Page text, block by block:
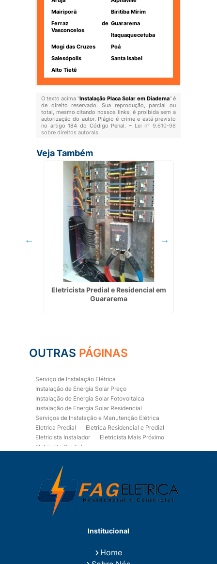
Mairiporã
Biritiba Mirim
Ferraz de
Vasconcelos
Guararema
Itaquaquecetuba
Mogi das Cruzes
Poá
Salesópolis
Santa Isabel
Alto Tietê
O texto acima "Instalação Placa Solar em Diadema" é
de direito reservado. Sua reprodução, parcial ou
total, mesmo citando nossos links, é proibida sem a
autorização do autor. Plágio é crime e está previsto
no artigo 184 do Código Penal. – Lei n° 9.610-98
sobre direitos autorais.
Veja Também
Eletricista Predial e Residencial em
Guararema
OUTRAS PÁGINAS
Serviço de Instalação Elétrica
Instalação de Energia Solar Preço
Instalação de Energia Solar Fotovoltaica
Instalação de Energia Solar Residencial
Serviços de Instalação e Manutenção Elétrica
Eletrica Predial
Eletrica Residencial e Predial
Eletricista Instalador
Eletricista Mais Próximo
Eletricista Predial
Eletricista Residencial
Eletricista Residencial E Predial
Eletricistas de Manutenção
Empresa de Instalações Elétricas
Empresa de Manutenção Eletrica
Empresa de Prestação de Serviços Eletricos
Fiação para Instalação Eletrica Residencial
Instalação de Energia Solar Residencial Preço
Institucional
Home